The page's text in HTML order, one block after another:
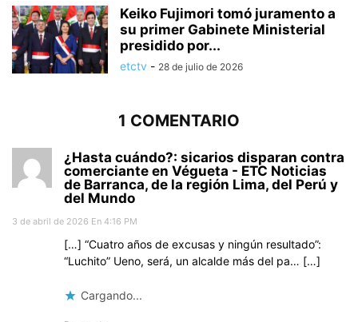
Keiko Fujimori tomó juramento a
su primer Gabinete Ministerial
presidido por...
etctv - 28 de julio de 2026
1 COMENTARIO
¿Hasta cuándo?: sicarios disparan contra
comerciante en Végueta - ETC Noticias
de Barranca, de la región Lima, del Perú y
del Mundo
3 de abril de 2026 En 4:16 PM
[…] “Cuatro años de excusas y ningún resultado”:
“Luchito” Ueno, será, un alcalde más del pa… […]
Cargando...